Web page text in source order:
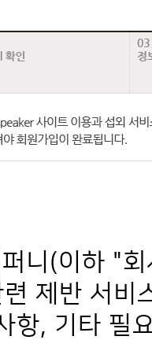
퍼니(이하 "
제반 서비
항, 기타 필